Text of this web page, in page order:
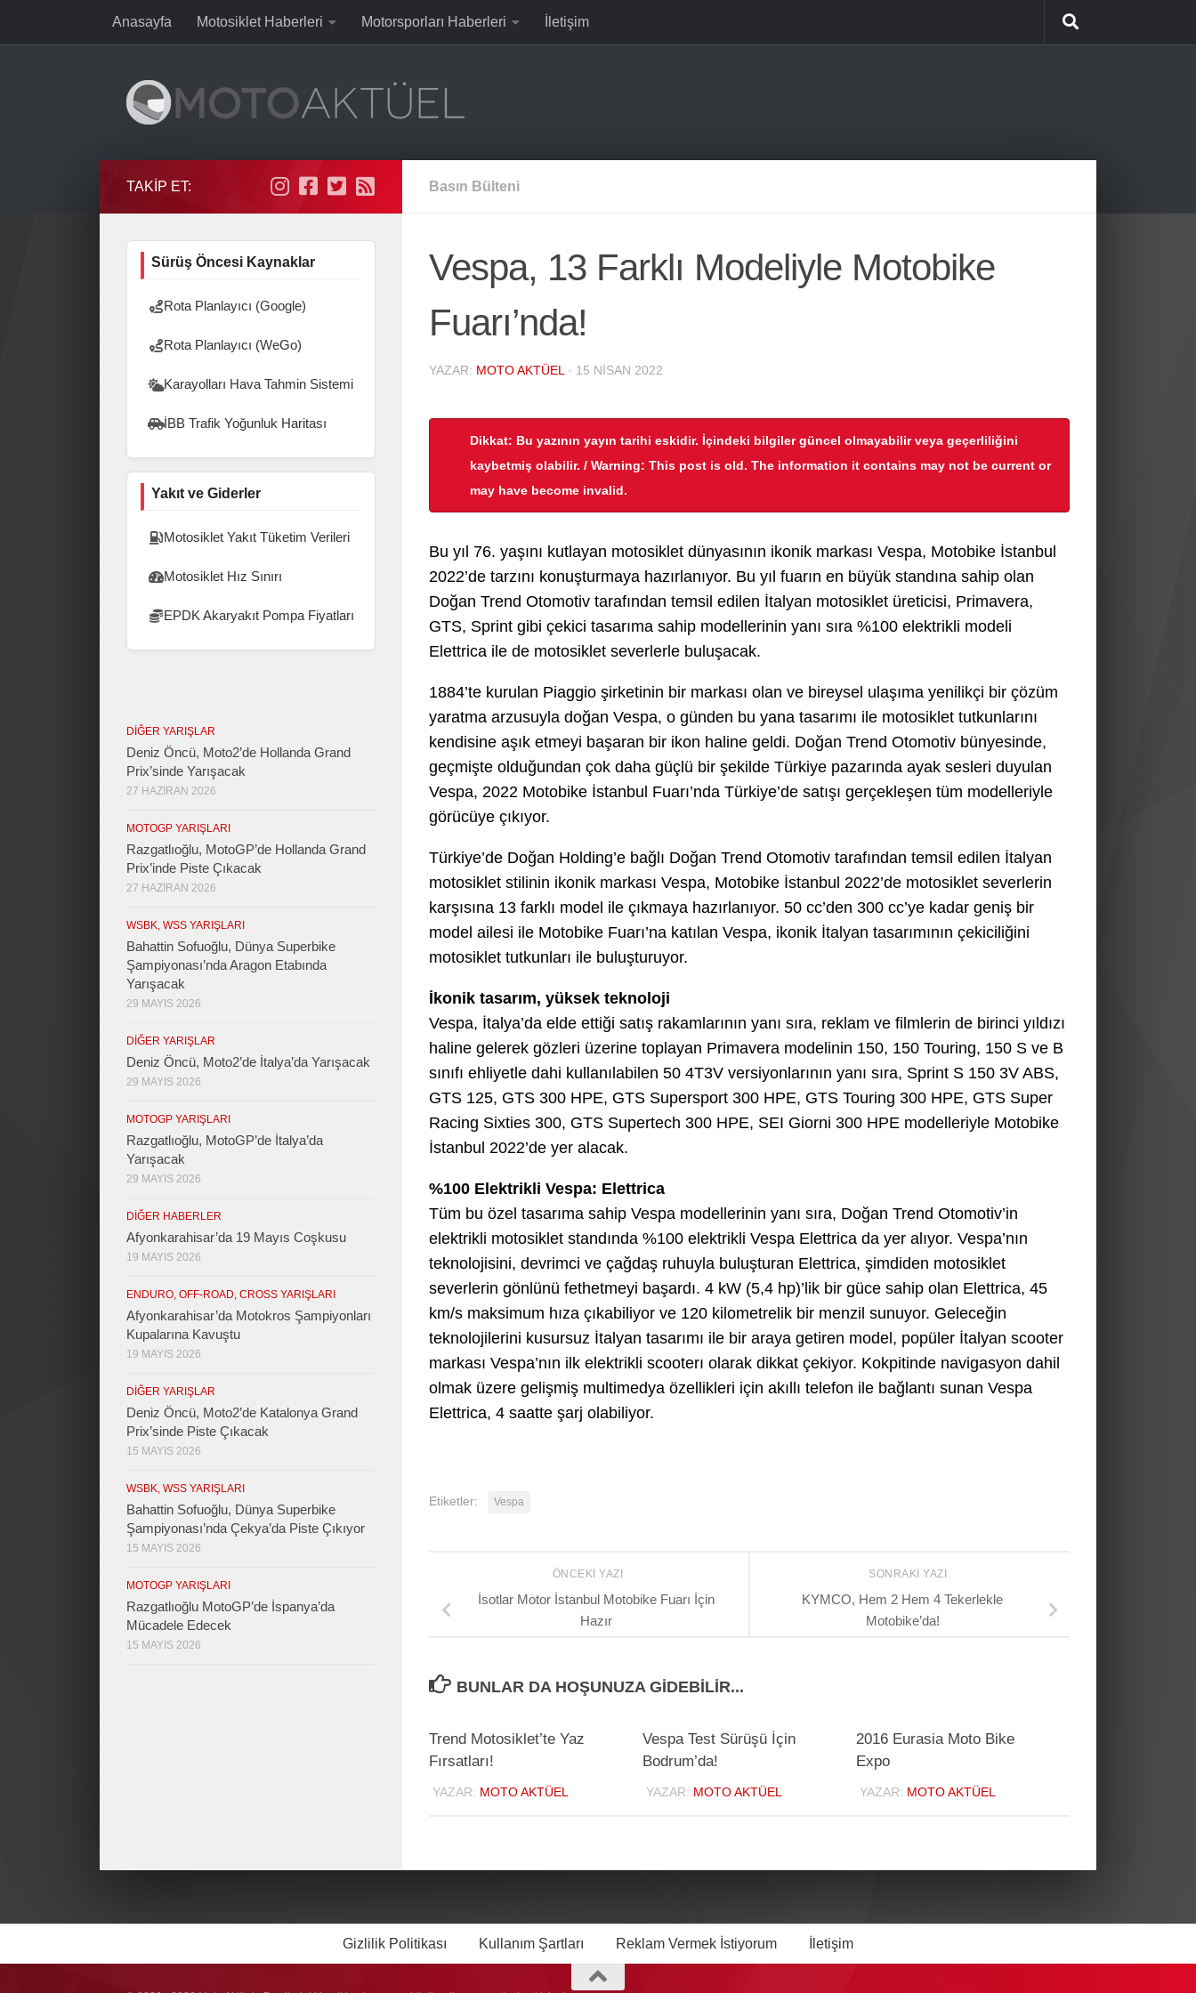
Skip to contentAnasayfa Motosiklet Haberleri Motorsporları Haberleri İletişim
Basın Bülteni
Vespa, 13 Farklı Modeliyle Motobike
Fuarı’nda!
YAZAR: MOTO AKTÜEL · 15 NISAN 2022
Dikkat: Bu yazının yayın tarihi eskidir. İçindeki bilgiler güncel olmayabilir veya geçerliliğini
kaybetmiş olabilir. / Warning: This post is old. The information it contains may not be current or
may have become invalid.
Bu yıl 76. yaşını kutlayan motosiklet dünyasının ikonik markası Vespa, Motobike İstanbul
2022’de tarzını konuşturmaya hazırlanıyor. Bu yıl fuarın en büyük standına sahip olan
Doğan Trend Otomotiv tarafından temsil edilen İtalyan motosiklet üreticisi, Primavera,
GTS, Sprint gibi çekici tasarıma sahip modellerinin yanı sıra %100 elektrikli modeli
Elettrica ile de motosiklet severlerle buluşacak.
1884’te kurulan Piaggio şirketinin bir markası olan ve bireysel ulaşıma yenilikçi bir çözüm
yaratma arzusuyla doğan Vespa, o günden bu yana tasarımı ile motosiklet tutkunlarını
kendisine aşık etmeyi başaran bir ikon haline geldi. Doğan Trend Otomotiv bünyesinde,
geçmişte olduğundan çok daha güçlü bir şekilde Türkiye pazarında ayak sesleri duyulan
Vespa, 2022 Motobike İstanbul Fuarı’nda Türkiye’de satışı gerçekleşen tüm modelleriyle
görücüye çıkıyor.
Türkiye’de Doğan Holding’e bağlı Doğan Trend Otomotiv tarafından temsil edilen İtalyan
motosiklet stilinin ikonik markası Vespa, Motobike İstanbul 2022’de motosiklet severlerin
karşısına 13 farklı model ile çıkmaya hazırlanıyor. 50 cc’den 300 cc’ye kadar geniş bir
model ailesi ile Motobike Fuarı’na katılan Vespa, ikonik İtalyan tasarımının çekiciliğini
motosiklet tutkunları ile buluşturuyor.
İkonik tasarım, yüksek teknoloji
Vespa, İtalya’da elde ettiği satış rakamlarının yanı sıra, reklam ve filmlerin de birinci yıldızı
haline gelerek gözleri üzerine toplayan Primavera modelinin 150, 150 Touring, 150 S ve B
sınıfı ehliyetle dahi kullanılabilen 50 4T3V versiyonlarının yanı sıra, Sprint S 150 3V ABS,
GTS 125, GTS 300 HPE, GTS Supersport 300 HPE, GTS Touring 300 HPE, GTS Super
Racing Sixties 300, GTS Supertech 300 HPE, SEI Giorni 300 HPE modelleriyle Motobike
İstanbul 2022’de yer alacak.
%100 Elektrikli Vespa: Elettrica
Tüm bu özel tasarıma sahip Vespa modellerinin yanı sıra, Doğan Trend Otomotiv’in
elektrikli motosiklet standında %100 elektrikli Vespa Elettrica da yer alıyor. Vespa’nın
teknolojisini, devrimci ve çağdaş ruhuyla buluşturan Elettrica, şimdiden motosiklet
severlerin gönlünü fethetmeyi başardı. 4 kW (5,4 hp)’lik bir güce sahip olan Elettrica, 45
km/s maksimum hıza çıkabiliyor ve 120 kilometrelik bir menzil sunuyor. Geleceğin
teknolojilerini kusursuz İtalyan tasarımı ile bir araya getiren model, popüler İtalyan scooter
markası Vespa’nın ilk elektrikli scooterı olarak dikkat çekiyor. Kokpitinde navigasyon dahil
olmak üzere gelişmiş multimedya özellikleri için akıllı telefon ile bağlantı sunan Vespa
Elettrica, 4 saatte şarj olabiliyor.
Etiketler: Vespa
SONRAKI YAZI
KYMCO, Hem 2 Hem 4 Tekerlekle
Motobike’da!
ÖNCEKI YAZI
İsotlar Motor İstanbul Motobike Fuarı İçin
Hazır
BUNLAR DA HOŞUNUZA GIDEBILIR...
Trend Motosiklet’te Yaz
Fırsatları!
YAZAR: MOTO AKTÜEL
Vespa Test Sürüşü İçin
Bodrum’da!
YAZAR: MOTO AKTÜEL
2016 Eurasia Moto Bike
Expo
YAZAR: MOTO AKTÜEL
TAKIP ET:
Sürüş Öncesi Kaynaklar
Rota Planlayıcı (Google)
Rota Planlayıcı (WeGo)
Karayolları Hava Tahmin Sistemi
İBB Trafik Yoğunluk Haritası
Yakıt ve Giderler
Motosiklet Yakıt Tüketim Verileri
Motosiklet Hız Sınırı
EPDK Akaryakıt Pompa Fiyatları
DIĞER YARIŞLAR
Deniz Öncü, Moto2’de Hollanda Grand
Prix’sinde Yarışacak
27 HAZIRAN 2026
MOTOGP YARIŞLARI
Razgatlıoğlu, MotoGP’de Hollanda Grand
Prix’inde Piste Çıkacak
27 HAZIRAN 2026
WSBK, WSS YARIŞLARI
Bahattin Sofuoğlu, Dünya Superbike
Şampiyonası’nda Aragon Etabında
Yarışacak
29 MAYIS 2026
DIĞER YARIŞLAR
Deniz Öncü, Moto2’de İtalya’da Yarışacak
29 MAYIS 2026
MOTOGP YARIŞLARI
Razgatlıoğlu, MotoGP’de İtalya’da
Yarışacak
29 MAYIS 2026
DIĞER HABERLER
Afyonkarahisar’da 19 Mayıs Coşkusu
19 MAYIS 2026
ENDURO, OFF-ROAD, CROSS YARIŞLARI
Afyonkarahisar’da Motokros Şampiyonları
Kupalarına Kavuştu
19 MAYIS 2026
DIĞER YARIŞLAR
Deniz Öncü, Moto2’de Katalonya Grand
Prix’sinde Piste Çıkacak
15 MAYIS 2026
WSBK, WSS YARIŞLARI
Bahattin Sofuoğlu, Dünya Superbike
Şampiyonası’nda Çekya’da Piste Çıkıyor
15 MAYIS 2026
MOTOGP YARIŞLARI
Razgatlıoğlu MotoGP’de İspanya’da
Mücadele Edecek
15 MAYIS 2026
Gizlilik Politikası Kullanım Şartları Reklam Vermek İstiyorum İletişim